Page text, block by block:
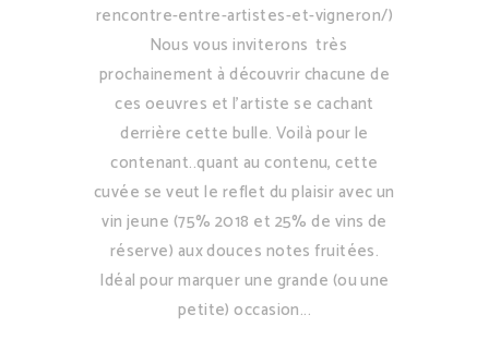
rencontre-entre-artistes-et-vigneron/)
Nous vous inviterons très
prochainement à découvrir chacune de
ces oeuvres et l'artiste se cachant
derrière cette bulle. Voilà pour le
contenant..quant au contenu, cette
cuvée se veut le reflet du plaisir avec un
vin jeune (75% 2018 et 25% de vins de
réserve) aux douces notes fruitées.
Idéal pour marquer une grande (ou une
petite) occasion